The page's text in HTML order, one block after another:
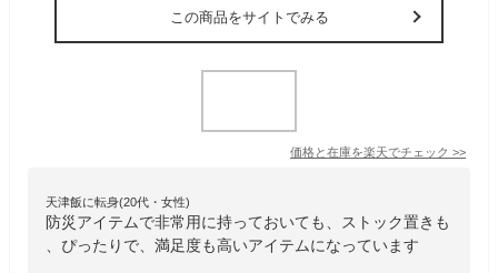
この商品をサイトでみる
価格と在庫を楽天でチェック >>
天津飯に転身(20代・女性)
防災アイテムで非常用に持っておいても、ストック置きも
、ぴったりで、満足度も高いアイテムになっています